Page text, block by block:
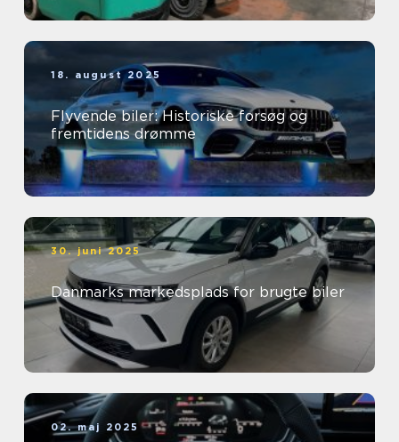
18. august 2025
Flyvende biler: Historiske forsøg og
fremtidens drømme
30. juni 2025
Danmarks markedsplads for brugte biler
02. maj 2025